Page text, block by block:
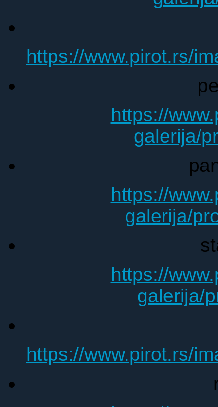
https://www.pirot.rs/
https://
galerija/
https://
galerija/
https://
galerija/
https://www.pirot.rs/